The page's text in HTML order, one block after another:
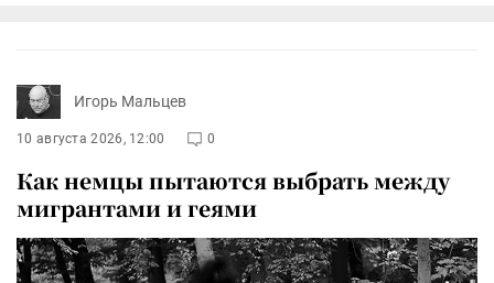
Игорь Мальцев
10 августа 2026, 12:00 0
Как немцы пытаются выбрать между
мигрантами и геями